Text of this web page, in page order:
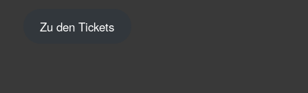
Zu den Tickets